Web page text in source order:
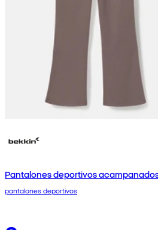
Pantalones deportivos
pantalones deportivos